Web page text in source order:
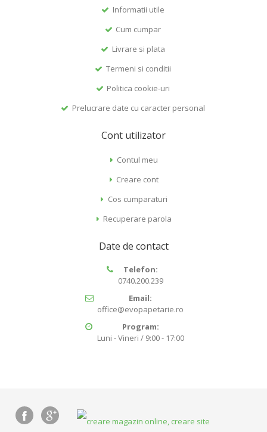
Informatii utile
Cum cumpar
Livrare si plata
Termeni si conditii
Politica cookie-uri
Prelucrare date cu caracter personal
Cont utilizator
Contul meu
Creare cont
Cos cumparaturi
Recuperare parola
Date de contact
Telefon:
0740.200.239
Email:
office@evopapetarie.ro
Program:
Luni - Vineri / 9:00 - 17:00